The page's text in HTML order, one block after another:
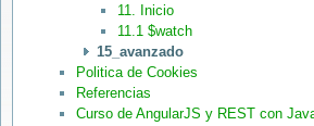
11. Inicio
11.1 $watch
15_avanzado
Politica de Cookies
Referencias
Curso de AngularJS y REST con